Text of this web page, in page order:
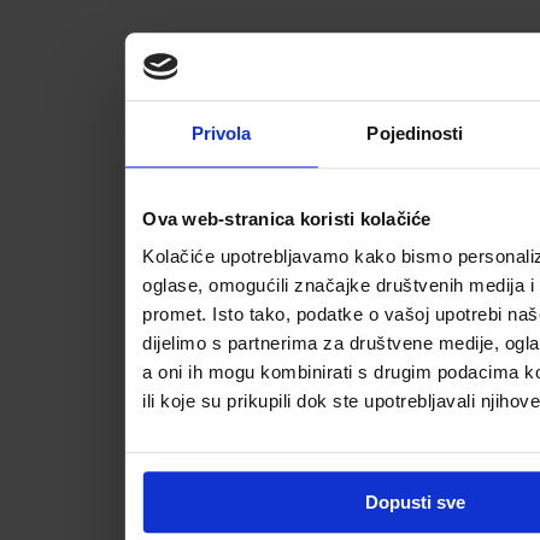
Privola Pojedinosti
Ova web-stranica koristi kolačiće
Kolačiće upotrebljavamo kako bismo
oglase, omogućili značajke društvenih medija i
promet. Isto tako, podatke o vašoj upotrebi
dijelimo s partnerima za društvene medije,
a oni ih mogu kombinirati s drugim podacima
ili koje su prikupili dok ste upotrebljavali
Dopusti sve